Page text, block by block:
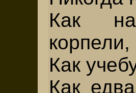
Как
корпели,
Как
Как